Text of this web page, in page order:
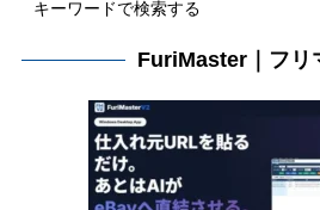
FuriMaster｜フリ